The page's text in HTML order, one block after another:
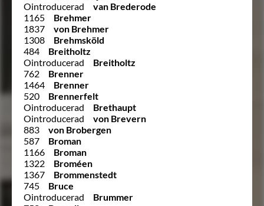
Ointroducerad
van Brederode
1165
Brehmer
1837
von Brehmer
1308
Brehmsköld
484
Breitholtz
Ointroducerad
Breitholtz
762
Brenner
1464
Brenner
520
Brennerfelt
Ointroducerad
Brethaupt
Ointroducerad
von Brevern
883
von Brobergen
587
Broman
1166
Broman
1322
Broméen
1367
Brommenstedt
745
Bruce
Ointroducerad
Brummer